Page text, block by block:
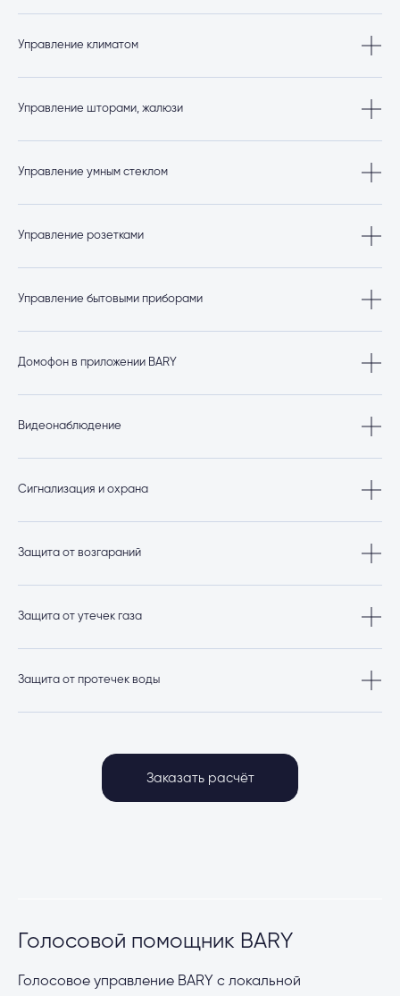
Управление климатом
датчиков, автоматическая регулировка теплого пола, отопления и
Управление шторами, жалюзи
времени или по заданному сценарию, например «Доброе утро», через
Управление умным стеклом
— регулирование прозрачности стекла, программирование работы умного
Управление розетками
беда, всегда можно проверить в приложении.
Управление бытовыми приборами
увлажнителем воздуха и другими приборами.
Домофон в приложении BARY
находится пользователь, функция автооткрытия, открытие с помощью
Видеонаблюдение
просмотр видео в реальном времени через мобильное приложение из любой̆
Сигнализация и охрана
наблюдения на смартфоны пользователей. Сценарий безопасности
Защита от возгараний
отправят уведомление на смартфон пользователя.
Защита от утечек газа
пользователю поступит уведомление на смартфон.
Защита от протечек воды
Заказать расчёт
Голосовой помощник BARY
Голосовое управление BARY с локальной